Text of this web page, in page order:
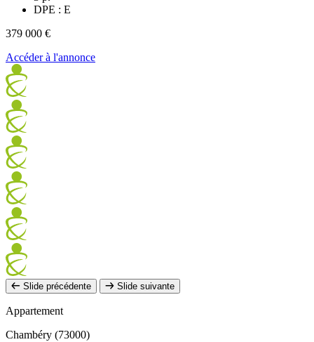
DPE : E
379 000 €
Accéder à l'annonce
Slide précédente Slide suivante
Appartement
Chambéry (73000)